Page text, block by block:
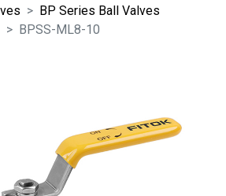
BP Series Ball Valves
BPSS-ML8-10